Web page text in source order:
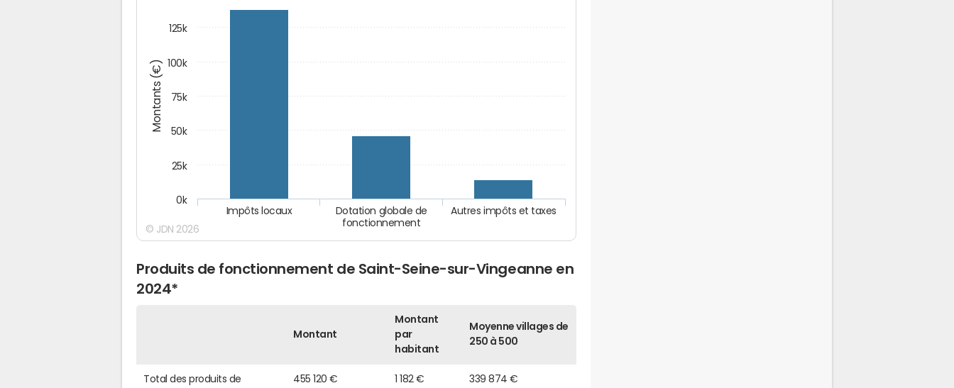
Montants (€)
Autres impôts et taxes
Dotation globale de
fonctionnement
Impôts locaux
0k
25k
50k
75k
100k
125k
© JDN 2026
Produits de fonctionnement de Saint-Seine-sur-Vingeanne en
2024*
Montant
Montant
par
habitant
Moyenne villages de
250 à 500
Total des produits de
455 120 € 1 182 € 339 874 €